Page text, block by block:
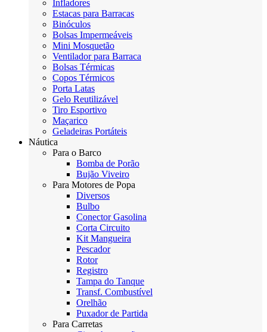
Infladores
Estacas para Barracas
Binóculos
Bolsas Impermeáveis
Mini Mosquetão
Ventilador para Barraca
Bolsas Térmicas
Copos Térmicos
Porta Latas
Gelo Reutilizável
Tiro Esportivo
Maçarico
Geladeiras Portáteis
Náutica
Para o Barco
Bomba de Porão
Bujão Viveiro
Para Motores de Popa
Diversos
Bulbo
Conector Gasolina
Corta Circuito
Kit Mangueira
Pescador
Rotor
Registro
Tampa do Tanque
Transf. Combustível
Orelhão
Puxador de Partida
Para Carretas